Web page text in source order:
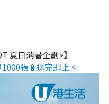
夏日消暑企劃⚡】
張🔋送完即止 <